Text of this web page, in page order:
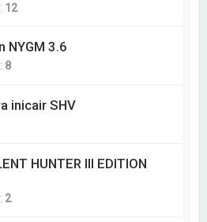
12
NYGM 3.6
8
inicair SHV
HUNTER III EDITION
2